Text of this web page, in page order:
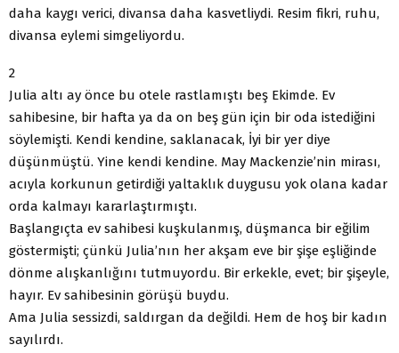
daha kaygı verici, divansa daha kasvetliydi. Resim fikri, ruhu,
divansa eylemi simgeliyordu.
2
Julia altı ay önce bu otele rastlamıştı beş Ekimde. Ev
sahibesine, bir hafta ya da on beş gün için bir oda istediğini
söylemişti. Kendi kendine, saklanacak, İyi bir yer diye
düşünmüştü. Yine kendi kendine. May Mackenzie’nin mirası,
acıyla korkunun getirdiği yaltaklık duygusu yok olana kadar
orda kalmayı kararlaştırmıştı.
Başlangıçta ev sahibesi kuşkulanmış, düşmanca bir eğilim
göstermişti; çünkü Julia’nın her akşam eve bir şişe eşliğinde
dönme alışkanlığını tutmuyordu. Bir erkekle, evet; bir şişeyle,
hayır. Ev sahibesinin görüşü buydu.
Ama Julia sessizdi, saldırgan da değildi. Hem de hoş bir kadın
sayılırdı.